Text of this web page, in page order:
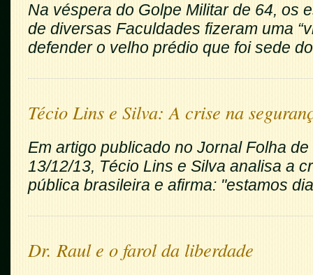
Na véspera do Golpe Militar de 64, os
de diversas Faculdades fizeram uma
defender o velho prédio que foi sede
Técio Lins e Silva: A crise na
Em artigo publicado no Jornal Folha
13/12/13, Técio Lins e Silva analisa a
pública brasileira e afirma: "estamos
Dr. Raul e o farol da liberdade